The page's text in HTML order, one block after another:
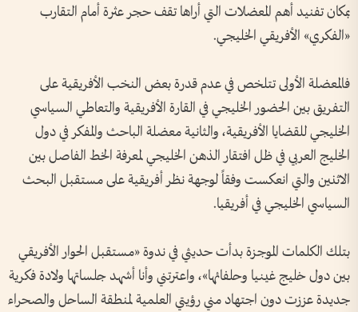
بمكان تفنيد أهم المعضلات التي أراها تقف حجر عثرة أمام التقارب
«الفكري» الأفريقي الخليجي.
فالمعضلة الأولى تتلخص في عدم قدرة بعض النخب الأفريقية على
التفريق بين الحضور الخليجي في القارة الأفريقية والتعاطي السياسي
الخليجي للقضايا الأفريقية، والثانية معضلة الباحث والمفكر في دول
الخليج العربي في ظل افتقار الذهن الخليجي لمعرفة الخط الفاصل بين
الاثنين والتي انعكست وفقاً لوجهة نظر أفريقية على مستقبل البحث
السياسي الخليجي في أفريقيا.
بتلك الكلمات الموجزة بدأت حديثي في ندوة «مستقبل الحوار الأفريقي
بين دول خليج غينيا وحلفائها»، واعترتني وأنا أشهد جلساتها ولادة فكرية
جديدة عززت دون اجتهاد مني رؤيتي العلمية لمنطقة الساحل والصحراء